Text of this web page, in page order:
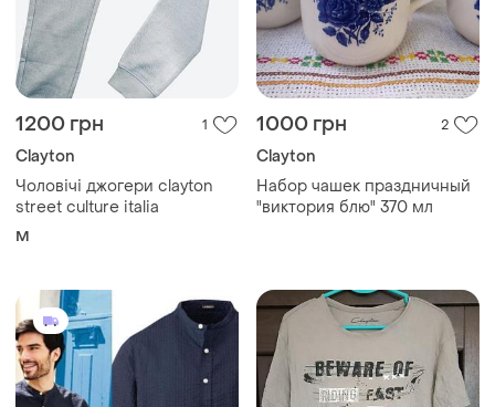
1200 грн 1
Clayton
Чоловічі джогери clayton
street culture italia
M
1000 грн 2
Clayton
Набор чашек праздничный
"виктория блю" 370 мл